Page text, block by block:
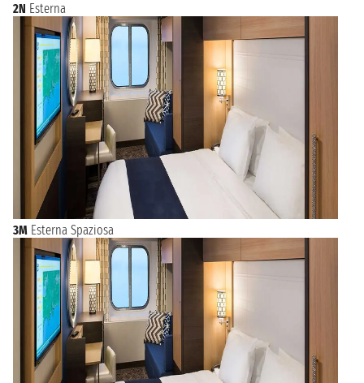
2N Esterna
3M Esterna Spaziosa